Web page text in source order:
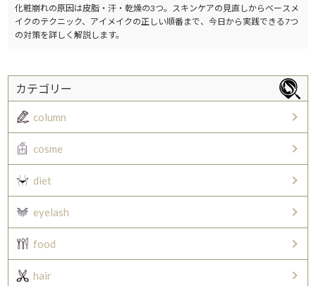
化粧崩れの原因は皮脂・汗・乾燥の3つ。スキンケアの見直しからベースメ
イクのテクニック、アイメイクの正しい順番まで、今日から実践できる7つ
の対策を詳しく解説します。
カテゴリー
column
cosme
diet
eyelash
food
hair